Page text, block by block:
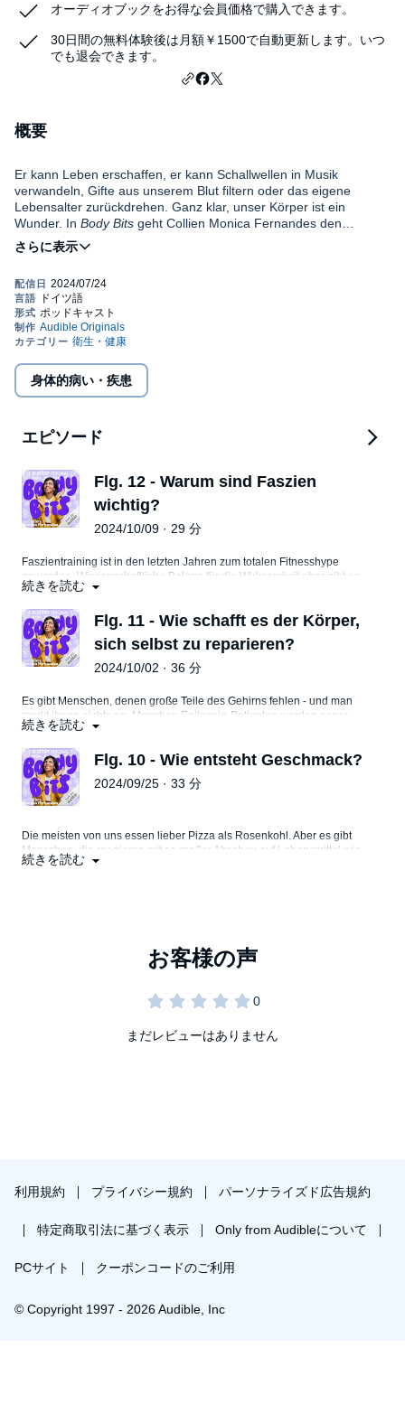
オーディオブックをお得な会員価格で購入できます。
30日間の無料体験後は月額￥1500で自動更新します。いつ
でも退会できます。
概要
Er kann Leben erschaffen, er kann Schallwellen in Musik
verwandeln, Gifte aus unserem Blut filtern oder das eigene
Lebensalter zurückdrehen. Ganz klar, unser Körper ist ein
Wunder. In Body Bits geht Collien Monica Fernandes den
Mysterien unseres Körpers auf den Grund. Mit ihr begeben wir
uns auf eine Reise, tief hinein zu unseren Zellen, Hormonen und
Nervensysteme. Wie entstehen Geschmack oder Erinnerungen?
Wie kann man das Altern aufhalten? Und wie lernt unser Gehirn
eigentlich Sprachen? Diesen und vielen anderen Fragen widmet
sich Collien Monica Fernandes in diesem Podcast. Jeden
Thema, das uns nahe bringt, was sich unter unserer Haut
abspielt. Denn nur, wenn wir das verstehen, wissen wir, wer wir
wirklich sind.
diversen Fernseh- und Kinoproduktionen. Ihre Neugier hat ihr bei
Body Bitsdurchaus in die Karten gespielt, denn sie nimmt uns in
jeder Episode mit auf eine Reise in unseren Körper.
©2023 Audible Studios (P)2024 Audible GmbH
身体的病い・疾患
エピソード
Flg. 12 - Warum sind Faszien
wichtig?
2024/10/09 · 29 分
Faszientraining ist in den letzten Jahren zum totalen Fitnesshype
geworden. Wissenschaftliche Belege für die Wirksamkeit aber gibt es
kaum. Denn in der Wissenschaft wurden Faszien lange Zeit komplett
der Hype auch in der Wissenschaft an und sie fördert erstaunliche
Erkenntnisse zu Tage: Unsere Faszien sind nicht nur an unserer
Schmerzwahrnehmung beteiligt, sondern erklären auch, warum Stress
uns verspannt.
続きを読む
Flg. 11 - Wie schafft es der Körper,
sich selbst zu reparieren?
2024/10/02 · 36 分
Es gibt Menschen, denen große Teile des Gehirns fehlen - und man
merkt ihnen nichts an. Manchen Epilepsie-Patienten werden sogar
ganze Hirnhälften wegoperiert. Trotzdem sprechen, lernen und
Wie kann das sein? Unser Körper verfügt über ein ausgeklügeltes
System an Selbstheilungskräften. Täglich heilen sich Organe selbst
und wenn wir uns verletzen, mobilisiert der Körper zusätzliche
Selbstheilungskräfte: Er kittet die Haut oder lässt Knochen
続きを読む
Flg. 10 - Wie entsteht Geschmack?
2024/09/25 · 33 分
Die meisten von uns essen lieber Pizza als Rosenkohl. Aber es gibt
Menschen, die reagieren mit so großer Abscheu auf Lebensmittel wie
Grapefruit, Bier oder Schokolade, dass schon alleine der Gedanke
davon aus: Das war nicht der letzte.
続きを読む
まだレビューはありません
利用規約 プライバシー規約 パーソナライズド広告規約
特定商取引法に基づく表示 Only from Audibleについて
PCサイト クーポンコードのご利用
© Copyright 1997 - 2026 Audible, Inc